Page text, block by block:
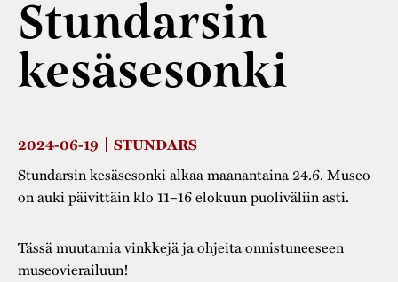
Vaellusreitti
Saavutettavuus
Kestävä kehitys
Yhteystiedot
Varaa tilat
Jarl Hemmer
Rakennukset
Rakennusperintö
Käsityö
YSTÄVÄT
Markkinat
Stundarsin
kesäsesonki
2024-06-19 STUNDARS
Stundarsin kesäsesonki alkaa maanantaina 24.6. Museo
on auki päivittäin klo 11–16 elokuun puoliväliin asti.
Tässä muutamia vinkkejä ja ohjeita onnistuneeseen
museovierailuun!